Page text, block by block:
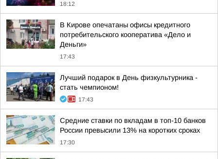
18:12
В Кирове опечатаны офисы кредитного
потребительского кооператива «Дело и
Деньги»
17:43
Лучший подарок в День физкультурника -
стать чемпионом!
17:43
Средние ставки по вкладам в топ-10 банков
России превысили 13% на коротких сроках
17:30